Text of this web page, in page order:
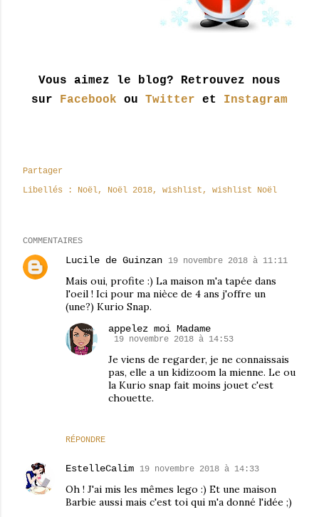
Vous aimez le blog? Retrouvez nous
sur
Facebook ou Twitter et Instagram
Partager
Libellés :
Noël Noël 2018 wishlist wishlist Noël
COMMENTAIRES
Lucile de Guinzan 19 novembre 2018 à 11:11
Mais oui, profite :) La maison m'a tapée dans
l'oeil ! Ici pour ma nièce de 4 ans j'offre un
(une?) Kurio Snap.
RÉPONDRE
appelez moi Madame
19 novembre 2018 à 14:53
Je viens de regarder, je ne connaissais
pas, elle a un kidizoom la mienne. Le ou
la Kurio snap fait moins jouet c'est
chouette.
EstelleCalim 19 novembre 2018 à 14:33
Oh ! J'ai mis les mêmes lego :) Et une maison
Barbie aussi mais c'est toi qui m'a donné l'idée ;)